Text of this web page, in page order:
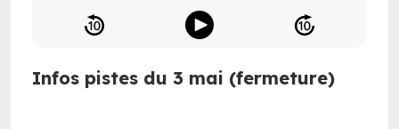
Infos pistes du 3 mai (fermeture)